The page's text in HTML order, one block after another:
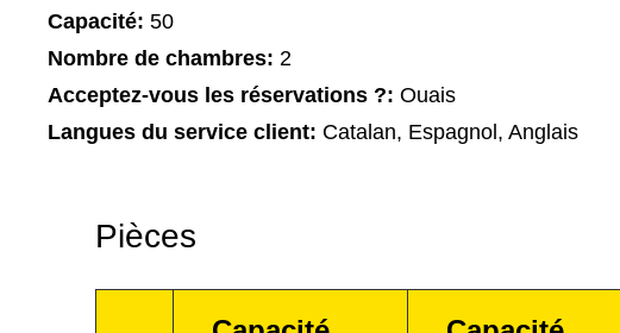
Capacité: 50
Nombre de chambres: 2
Acceptez-vous les réservations ?: Ouais
Langues du service client: Catalan, Espagnol, Anglais
Pièces